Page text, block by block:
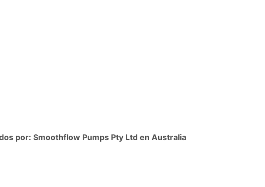
por: Smoothflow Pumps Pty Ltd en Australia